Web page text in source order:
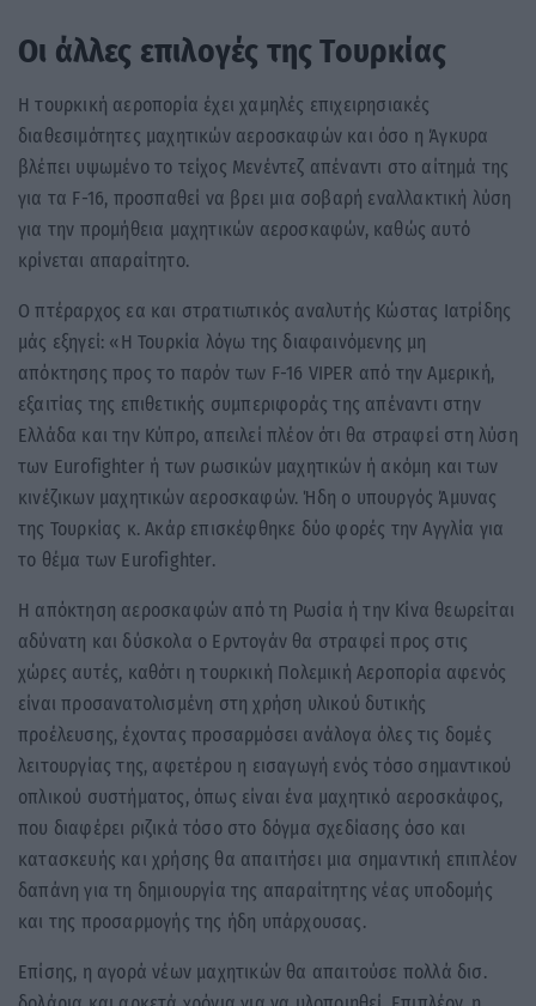
Οι άλλες επιλογές της Τουρκίας
H τουρκική αεροπορία έχει χαμηλές επιχειρησιακές
διαθεσιμότητες μαχητικών αεροσκαφών και όσο η Άγκυρα
βλέπει υψωμένο το τείχος Μενέντεζ απέναντι στο αίτημά της
για τα F-16, προσπαθεί να βρει μια σοβαρή εναλλακτική λύση
για την προμήθεια μαχητικών αεροσκαφών, καθώς αυτό
κρίνεται απαραίτητο.
Ο πτέραρχος εα και στρατιωτικός αναλυτής Κώστας Ιατρίδης
μάς εξηγεί: «Η Τουρκία λόγω της διαφαινόμενης μη
απόκτησης προς το παρόν των F-16 VIPER από την Αμερική,
εξαιτίας της επιθετικής συμπεριφοράς της απέναντι στην
Ελλάδα και την Κύπρο, απειλεί πλέον ότι θα στραφεί στη λύση
των Eurofighter ή των ρωσικών μαχητικών ή ακόμη και των
κινέζικων μαχητικών αεροσκαφών. Ήδη ο υπουργός Άμυνας
της Τουρκίας κ. Ακάρ επισκέφθηκε δύο φορές την Αγγλία για
το θέμα των Eurofighter.
Η απόκτηση αεροσκαφών από τη Ρωσία ή την Κίνα θεωρείται
αδύνατη και δύσκολα ο Ερντογάν θα στραφεί προς στις
χώρες αυτές, καθότι η τουρκική Πολεμική Αεροπορία αφενός
είναι προσανατολισμένη στη χρήση υλικού δυτικής
προέλευσης, έχοντας προσαρμόσει ανάλογα όλες τις δομές
λειτουργίας της, αφετέρου η εισαγωγή ενός τόσο σημαντικού
οπλικού συστήματος, όπως είναι ένα μαχητικό αεροσκάφος,
που διαφέρει ριζικά τόσο στο δόγμα σχεδίασης όσο και
κατασκευής και χρήσης θα απαιτήσει μια σημαντική επιπλέον
δαπάνη για τη δημιουργία της απαραίτητης νέας υποδομής
και της προσαρμογής της ήδη υπάρχουσας.
Επίσης, η αγορά νέων μαχητικών θα απαιτούσε πολλά δισ.